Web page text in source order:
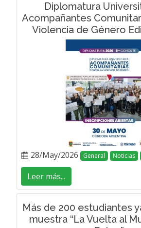
Diplomatura
Acompañantes
Violencia de Género
28/May/2026 General Noticias
Leer más...
Más de 200 estudiantes
muestra “La Vuelta al